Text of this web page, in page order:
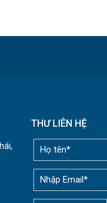
THƯ LIÊN HỆ